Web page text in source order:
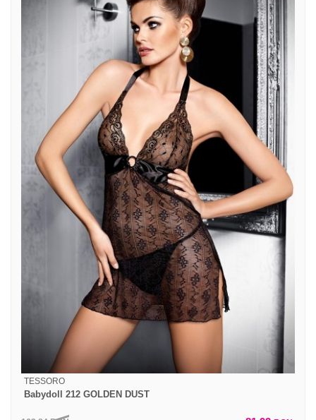
TESSORO
Babydoll 212 GOLDEN DUST